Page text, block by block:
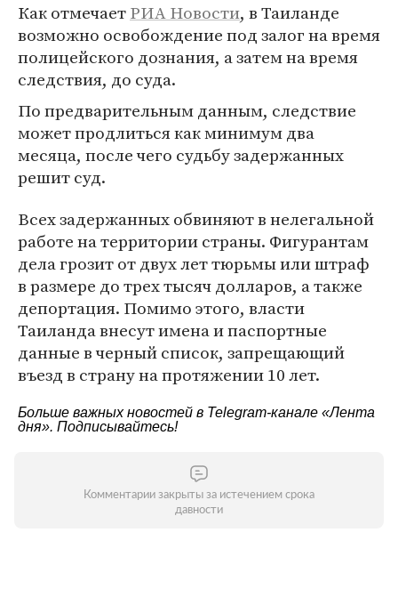
Как отмечаетРИА Новости, в Таиланде
возможно освобождение под залог на время
полицейского дознания, а затем на время
следствия, до суда.
По предварительным данным, следствие
может продлиться как минимум два
месяца, после чего судьбу задержанных
решит суд.
Всех задержанных обвиняют в нелегальной
работе на территории страны. Фигурантам
дела грозит от двух лет тюрьмы или штраф
в размере до трех тысяч долларов, а также
депортация. Помимо этого, власти
Таиланда внесут имена и паспортные
данные в черный список, запрещающий
въезд в страну на протяжении 10 лет.
Больше важных новостей в Telegram-канале «Лента
дня». Подписывайтесь!
Комментарии закрыты за истечением срока
давности